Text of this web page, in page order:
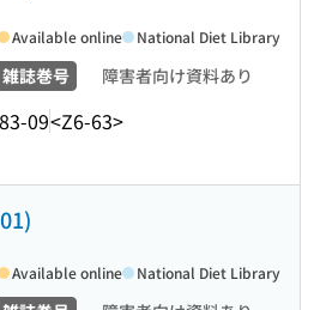
雑誌巻号 障害者向け資料あり
09<Z6-63>
Available online National Diet Library
Available online National Diet Library